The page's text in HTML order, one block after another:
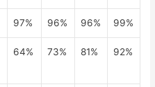
97% 96% 96% 99%
64% 73% 81% 92%